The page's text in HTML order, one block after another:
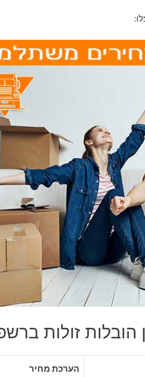
זולות
הערכת מחיר